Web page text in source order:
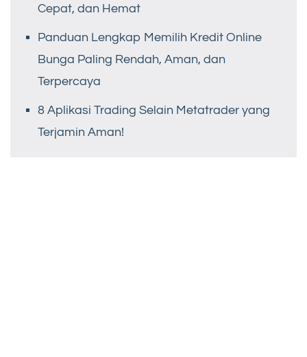
Cepat, dan Hemat
Panduan Lengkap Memilih Kredit Online
Bunga Paling Rendah, Aman, dan
Terpercaya
8 Aplikasi Trading Selain Metatrader yang
Terjamin Aman!